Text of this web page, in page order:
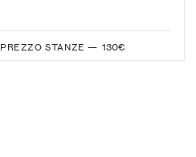
PREZZO STANZE — 130€